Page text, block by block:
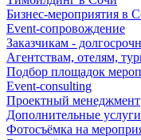
Бизнес-мероприятия в
Event-сопровождение
Заказчикам -
Агентствам, отелям,
Подбор площадок
Event-consulting
Проектный менеджмент
Дополнительные услуги
Фотосъёмка на